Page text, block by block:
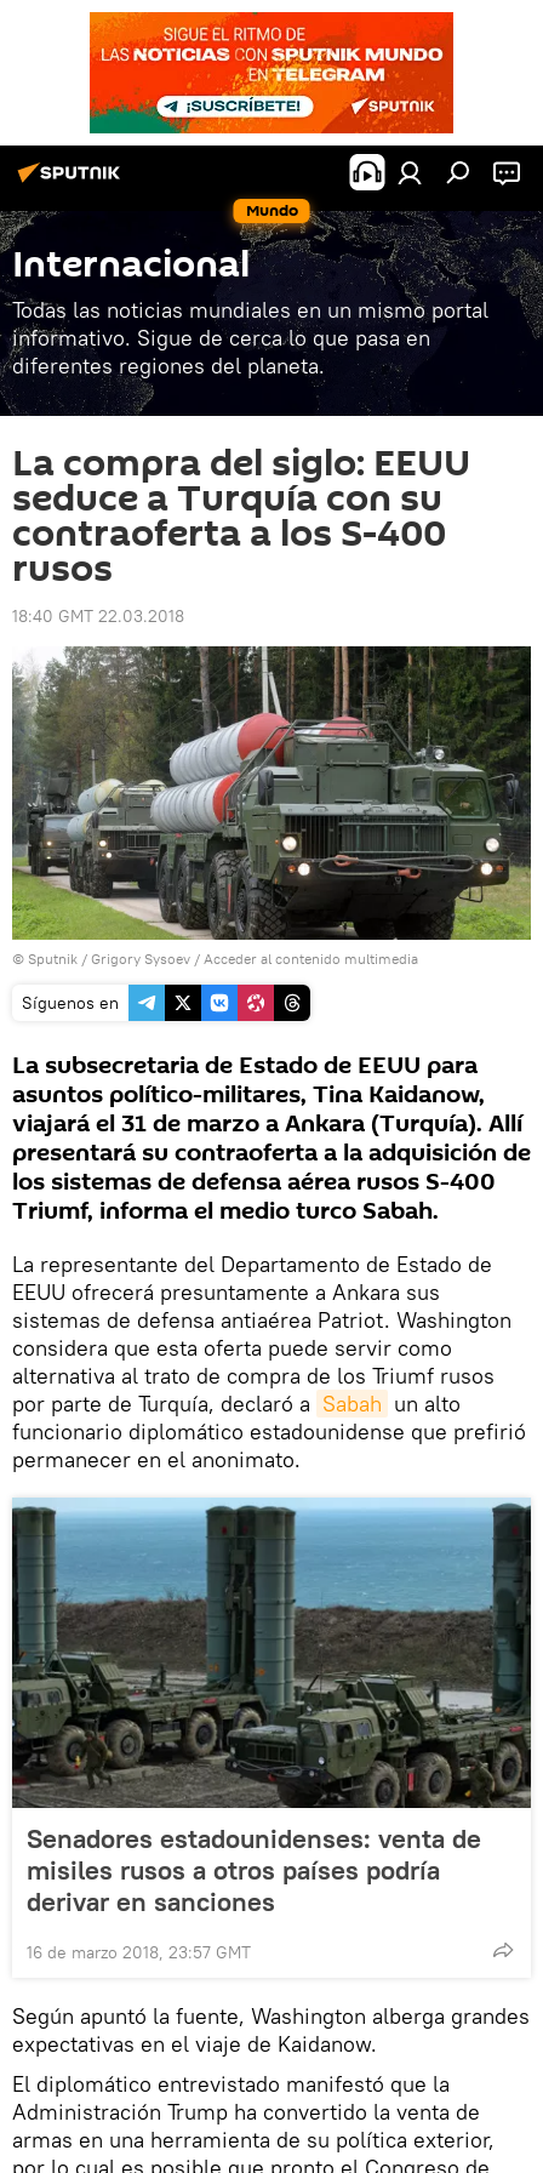
Mundo
Internacional
Todas las noticias mundiales en un mismo portal
informativo. Sigue de cerca lo que pasa en
diferentes regiones del planeta.
La compra del siglo: EEUU
seduce a Turquía con su
contraoferta a los S-400
rusos
18:40 GMT 22.03.2018
© Sputnik / Grigory Sysoev / Acceder al contenido multimedia
Síguenos en
La subsecretaria de Estado de EEUU para
asuntos político-militares, Tina Kaidanow,
viajará el 31 de marzo a Ankara (Turquía). Allí
presentará su contraoferta a la adquisición de
los sistemas de defensa aérea rusos S-400
Triumf, informa el medio turco Sabah.
La representante del Departamento de Estado de
EEUU ofrecerá presuntamente a Ankara sus
sistemas de defensa antiaérea Patriot. Washington
considera que esta oferta puede servir como
alternativa al trato de compra de los Triumf rusos
por parte de Turquía, declaró a Sabah un alto
funcionario diplomático estadounidense que prefirió
permanecer en el anonimato.
Senadores estadounidenses: venta de
misiles rusos a otros países podría
derivar en sanciones
16 de marzo 2018, 23:57 GMT
Según apuntó la fuente, Washington alberga grandes
expectativas en el viaje de Kaidanow.
El diplomático entrevistado manifestó que la
Administración Trump ha convertido la venta de
armas en una herramienta de su política exterior,
por lo cual es posible que pronto el Congreso de